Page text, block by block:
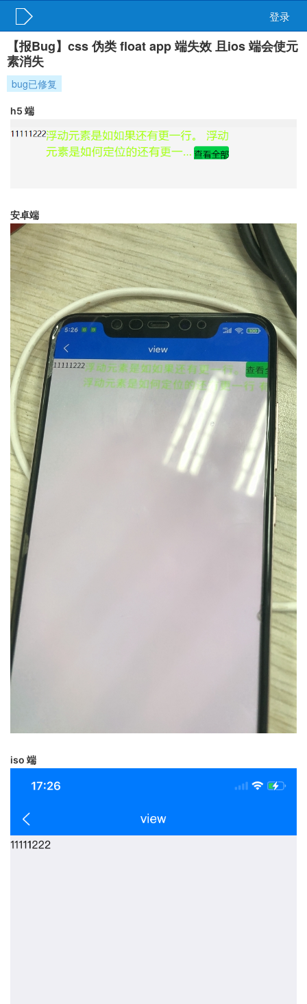
登录
【报Bug】css 伪类 float app 端失效 且ios 端会使元
素消失
bug已修复
h5 端
安卓端
iso 端